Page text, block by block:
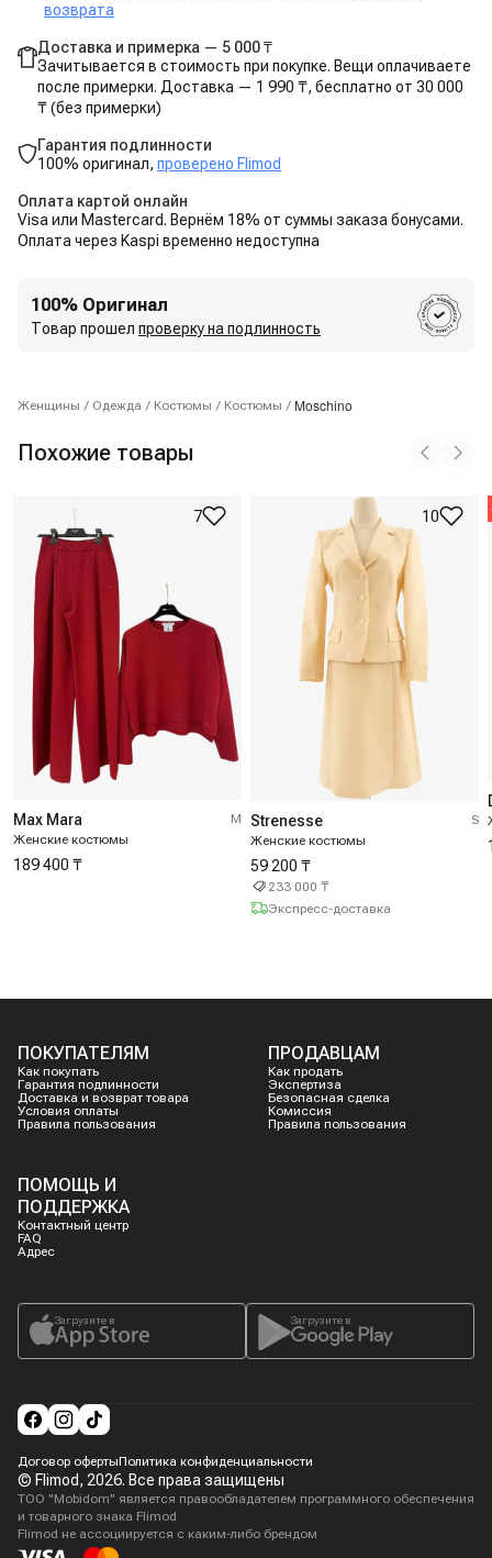
возврата
Доставка и примерка — 5 000 ₸
Зачитывается в стоимость при покупке. Вещи оплачиваете
после примерки. Доставка — 1 990 ₸, бесплатно от 30 000
₸ (без примерки)
Гарантия подлинности
100% оригинал, проверено Flimod
Оплата картой онлайн
Visa или Mastercard. Вернём 18% от суммы заказа бонусами.
Оплата через Kaspi временно недоступна
100% Оригинал
Товар прошел проверку на подлинность
Женщины / Одежда / Костюмы / Костюмы / Moschino
Похожие товары
7
Max Mara
Женские костюмы
M
189 400 ₸
10
Strenesse
Женские костюмы
S
59 200 ₸
233 000 ₸
Экспресс-доставка
ПОКУПАТЕЛЯМ
Как покупать
Гарантия подлинности
Доставка и возврат товара
Условия оплаты
Правила пользования
ПРОДАВЦАМ
Как продать
Экспертиза
Безопасная сделка
Комиссия
Правила пользования
ПОМОЩЬ И
ПОДДЕРЖКА
Контактный центр
FAQ
Адрес
Загрузите в Загрузите в
Договор офертыПолитика конфиденциальности
© Flimod, 2026. Все права защищены
ТОО "Mobidom" является правообладателем программного обеспечения
и товарного знака Flimod
Flimod не ассоциируется с каким-либо брендом